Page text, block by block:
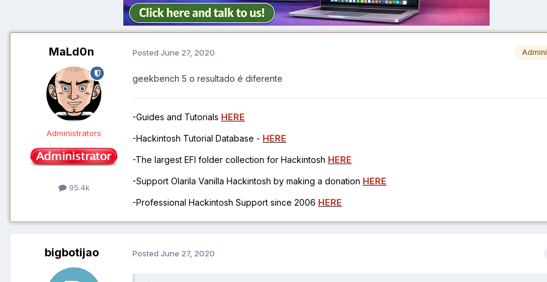
MaLd0n
Administrators
95.4k
Posted June 27, 2020
geekbench 5 o resultado é diferente
-Guides and Tutorials HERE
-Hackintosh Tutorial Database - HERE
-The largest EFI folder collection for Hackintosh HERE
-Support Olarila Vanilla Hackintosh by making a donation HERE
-Professional Hackintosh Support since 2006 HERE
bigbotijao Posted June 27, 2020